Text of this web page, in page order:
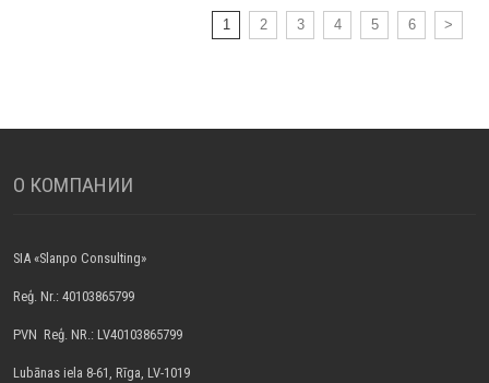
1 2 3 4 5 6 >
О КОМПАНИИ
SIA «Slanpo Consulting»
Reģ. Nr.: 40103865799
PVN Reģ. NR.: LV40103865799
Lubānas iela 8-61, Rīga, LV-1019